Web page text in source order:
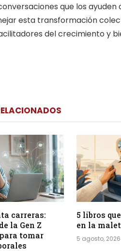
que los
esta transformación
del crecimiento y
carreras:
la Gen Z
tomar
5 libros
en la
5 agosto, 2026